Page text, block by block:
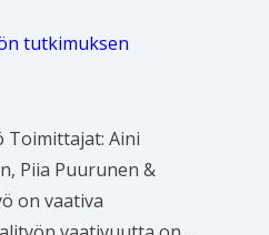
tutkimuksen
Toimittajat: Aini
Piia Puurunen &
on vaativa